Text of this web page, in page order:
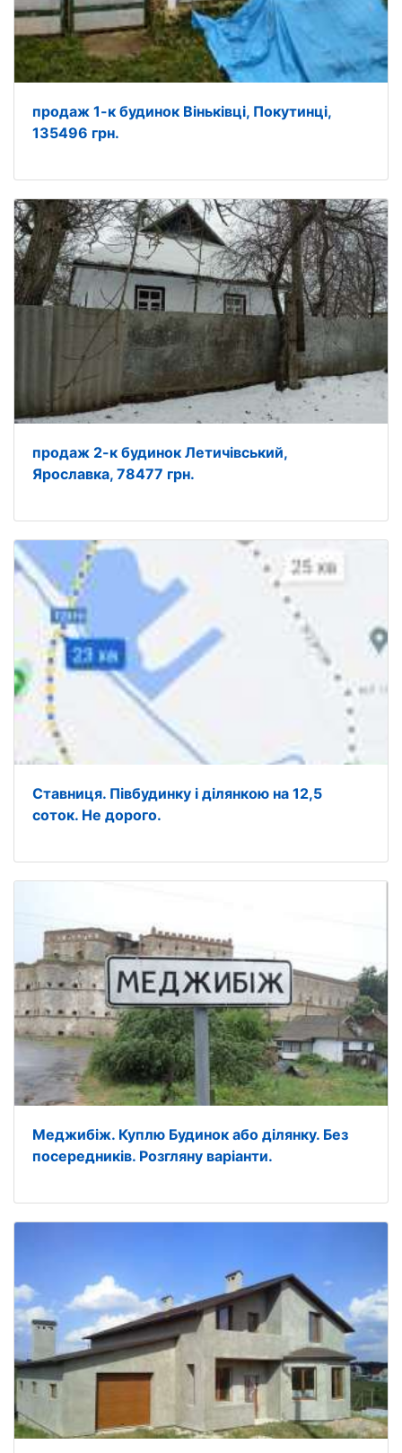
продаж 1-к будинок Віньківці, Покутинці,
135496 грн.
продаж 2-к будинок Летичівський,
Ярославка, 78477 грн.
Ставниця. Півбудинку і ділянкою на 12,5
соток. Не дорого.
Меджибіж. Куплю Будинок або ділянку. Без
посередників. Розгляну варіанти.